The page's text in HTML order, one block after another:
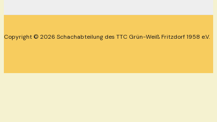
Copyright © 2026 Schachabteilung des TTC Grün-Weiß Fritzdorf 1958 e.V.